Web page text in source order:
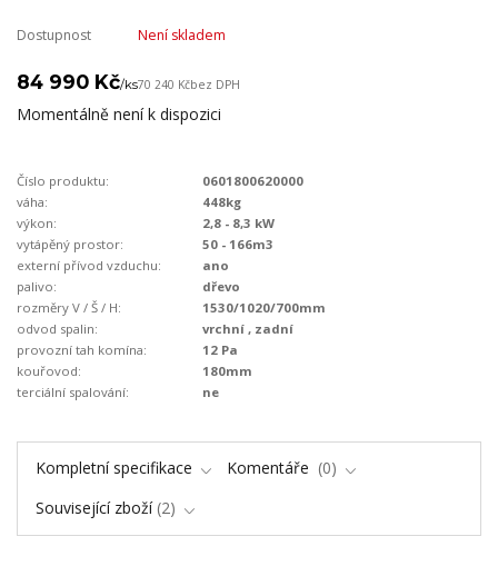
Dostupnost Není skladem
84 990 Kč/ks70 240 Kčbez DPH
Momentálně není k dispozici
Číslo produktu:
0601800620000
váha:
448kg
výkon:
2,8 - 8,3 kW
vytápěný prostor:
50 - 166m3
externí přívod vzduchu:
ano
palivo:
dřevo
rozměry V / Š / H:
1530/1020/700mm
odvod spalin:
vrchní , zadní
provozní tah komína:
12 Pa
kouřovod:
180mm
terciální spalování:
ne
Kompletní specifikace Komentáře
0
Související zboží 2